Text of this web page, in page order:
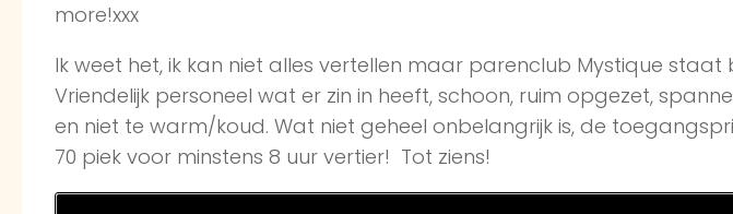
more!xxx
Ik weet het, ik kan niet alles vertellen maar parenclub Mystique staat
Vriendelijk personeel wat er zin in heeft, schoon, ruim opgezet,
en niet te warm/koud. Wat niet geheel onbelangrijk is, de
70 piek voor minstens 8 uur vertier! Tot ziens!